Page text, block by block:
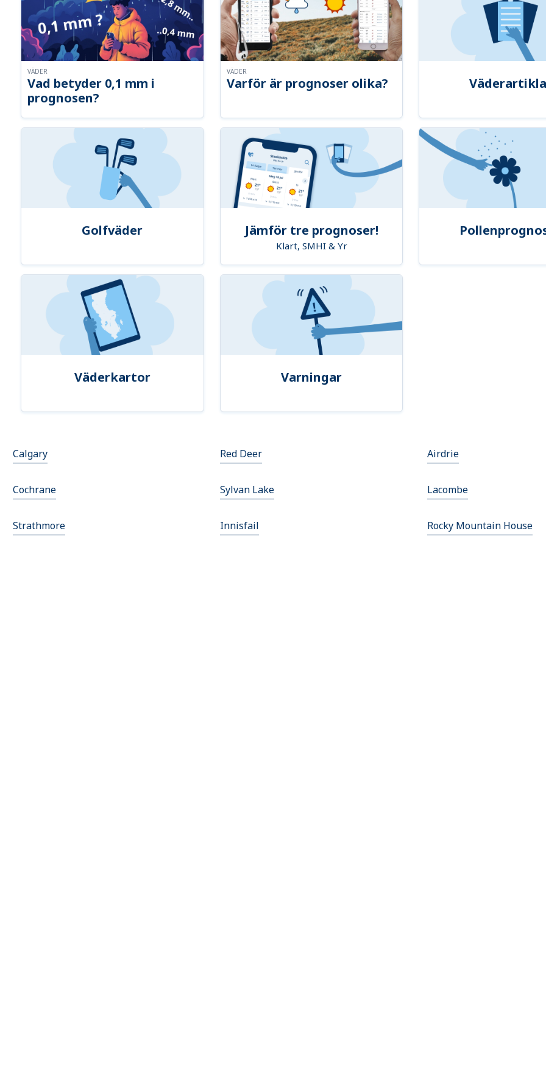
Vad betyder 0,1 mm i
prognosen?
VÄDER
Varför är prognoser olika?
VÄDER
Golfväder Jämför tre prognoser!
Klart, SMHI & Yr
Väderkartor Varningar
Calgary Red Deer Airdrie
Cochrane Sylvan Lake Lacombe
Strathmore Innisfail Rocky Mountain House